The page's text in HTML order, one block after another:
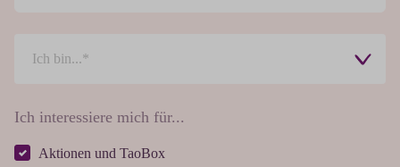
Ich interessiere mich für...
Aktionen und TaoBox